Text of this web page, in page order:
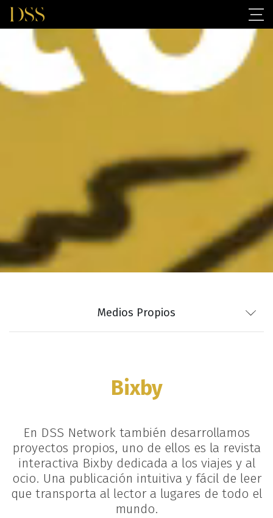
Medios Propios
Bixby
En DSS Network también desarrollamos
proyectos propios, uno de ellos es la revista
interactiva Bixby dedicada a los viajes y al
ocio. Una publicación intuitiva y fácil de leer
que transporta al lector a lugares de todo el
mundo.